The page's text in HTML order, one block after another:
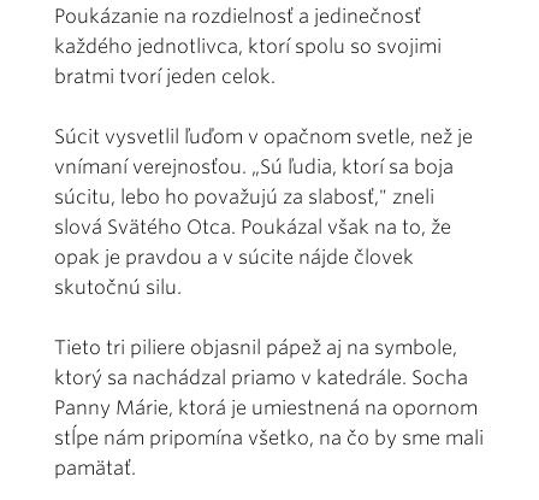
Poukázanie na rozdielnosť a jedinečnosť
každého jednotlivca, ktorí spolu so svojimi
bratmi tvorí jeden celok.
Súcit vysvetlil ľuďom v opačnom svetle, než je
vnímaní verejnosťou. „Sú ľudia, ktorí sa boja
súcitu, lebo ho považujú za slabosť," zneli
slová Svätého Otca. Poukázal však na to, že
opak je pravdou a v súcite nájde človek
skutočnú silu.
Tieto tri piliere objasnil pápež aj na symbole,
ktorý sa nachádzal priamo v katedrále. Socha
Panny Márie, ktorá je umiestnená na opornom
stĺpe nám pripomína všetko, na čo by sme mali
pamätať.